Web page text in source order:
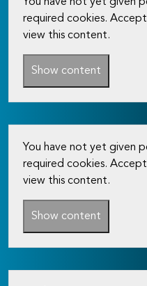
required cookies.
view this content.
Show content
You have not yet given
required cookies.
view this content.
Show content